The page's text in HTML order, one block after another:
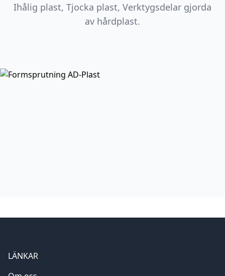
Ihålig plast, Tjocka plast, Verktygsdelar gjorda
av hårdplast.
LÄNKAR